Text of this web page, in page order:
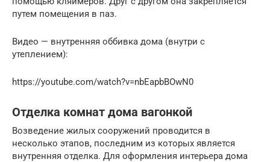
путем помещения в паз.
Видео — внутренняя оббивка дома (внутри с
утеплением):
https://youtube.com/watch?v=nbEapbBOwN0
Отделка комнат дома вагонкой
Возведение жилых сооружений проводится в
несколько этапов, последним из которых является
внутренняя отделка. Для оформления интерьера дома